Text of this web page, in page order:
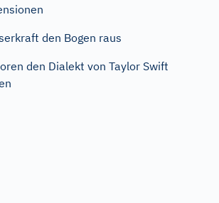
den Bogen raus
den Dialekt von Taylor Swift